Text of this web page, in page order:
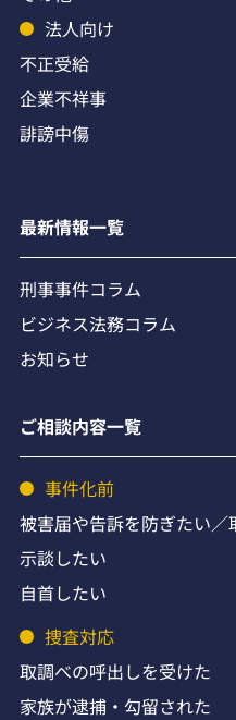
法人向け
不正受給
企業不祥事
誹謗中傷
最新情報一覧
刑事事件コラム
ビジネス法務コラム
お知らせ
ご相談内容一覧
事件化前
被害届や告訴を防ぎたい／
示談したい
自首したい
捜査対応
取調べの呼出しを受けた
家族が逮捕・勾留された